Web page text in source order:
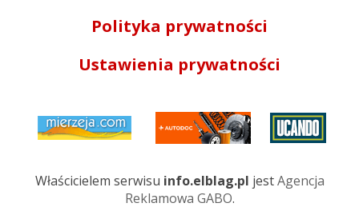
Polityka prywatności
Ustawienia prywatności
Właścicielem serwisu info.elblag.pl jestAgencja
Reklamowa GABO.